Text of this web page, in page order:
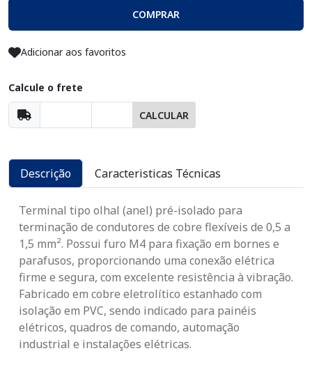
COMPRAR
Adicionar aos favoritos
Calcule o frete
CALCULAR
Descrição Caracteristicas Técnicas
Terminal tipo olhal (anel) pré-isolado para
terminação de condutores de cobre flexíveis de 0,5 a
1,5 mm². Possui furo M4 para fixação em bornes e
parafusos, proporcionando uma conexão elétrica
firme e segura, com excelente resistência à vibração.
Fabricado em cobre eletrolítico estanhado com
isolação em PVC, sendo indicado para painéis
elétricos, quadros de comando, automação
industrial e instalações elétricas.